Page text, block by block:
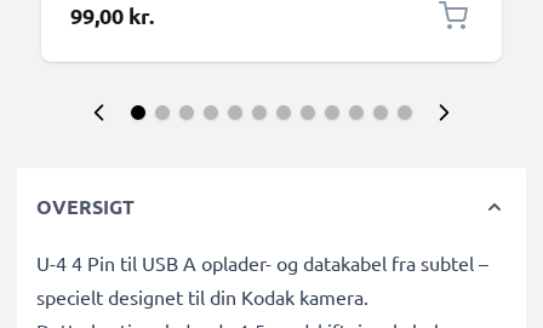
99,00 kr.
OVERSIGT
U-4 4 Pin til USB A oplader- og datakabel fra subtel –
specielt designet til din Kodak kamera.